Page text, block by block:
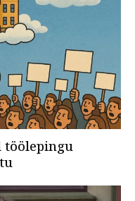
töölepingu